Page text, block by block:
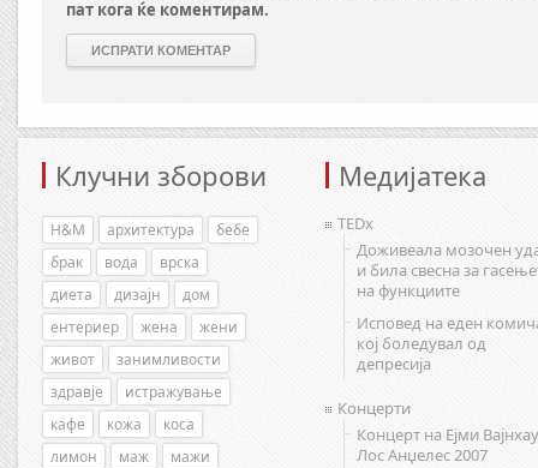
пат кога ќе коментирам.
Клучни зборови
H&M архитектура
бебе
брак
вода
врска
диета
дизајн
дом
ентериер
жена
жени
живот
занимливости
здравје
истражување
кафе
кожа
коса
лимон
маж
мажи
Медијатека
TEDx
Доживеала мозочен
и била свесна за
на функциите
Исповед на еден
кој боледувал од
депресија
Концерти
Концерт на Ејми
Лос Анџелес 2007